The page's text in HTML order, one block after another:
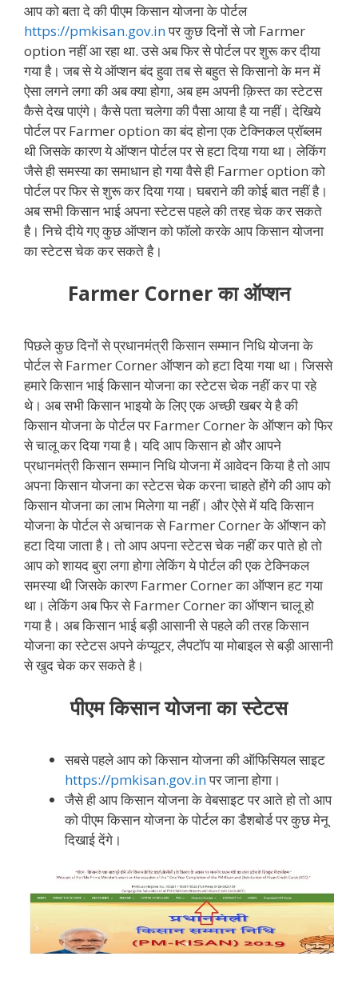
आप को बता दे की पीएम किसान योजना के पोर्टल
https://pmkisan.gov.inपर कुछ दिनों से जो Farmer
option नहीं आ रहा था. उसे अब फिर से पोर्टल पर शुरू कर दीया
गया है। जब से ये ऑप्शन बंद हुवा तब से बहुत से किसानो के मन में
ऐसा लगने लगा की अब क्या होगा, अब हम अपनी क़िस्त का स्टेटस
कैसे देख पाएंगे। कैसे पता चलेगा की पैसा आया है या नहीं। देखिये
पोर्टल पर Farmer option का बंद होना एक टेक्निकल प्रॉब्लम
थी जिसके कारण ये ऑप्शन पोर्टल पर से हटा दिया गया था। लेकिंग
जैसे ही समस्या का समाधान हो गया वैसे ही Farmer option को
पोर्टल पर फिर से शुरू कर दिया गया। घबराने की कोई बात नहीं है।
अब सभी किसान भाई अपना स्टेटस पहले की तरह चेक कर सकते
है। निचे दीये गए कुछ ऑप्शन को फॉलो करके आप किसान योजना
का स्टेटस चेक कर सकते है।
Farmer Corner का ऑप्शन
पिछले कुछ दिनों से प्रधानमंत्री किसान सम्मान निधि योजना के
पोर्टल से Farmer Corner ऑप्शन को हटा दिया गया था। जिससे
हमारे किसान भाई किसान योजना का स्टेटस चेक नहीं कर पा रहे
थे। अब सभी किसान भाइयो के लिए एक अच्छी खबर ये है की
किसान योजना के पोर्टल पर Farmer Corner के ऑप्शन को फिर
से चालू कर दिया गया है। यदि आप किसान हो और आपने
प्रधानमंत्री किसान सम्मान निधि योजना में आवेदन किया है तो आप
अपना किसान योजना का स्टेटस चेक करना चाहते होंगे की आप को
किसान योजना का लाभ मिलेगा या नहीं। और ऐसे में यदि किसान
योजना के पोर्टल से अचानक से Farmer Corner के ऑप्शन को
हटा दिया जाता है। तो आप अपना स्टेटस चेक नहीं कर पाते हो तो
आप को शायद बुरा लगा होगा लेकिंग ये पोर्टल की एक टेक्निकल
समस्या थी जिसके कारण Farmer Corner का ऑप्शन हट गया
था। लेकिंग अब फिर से Farmer Corner का ऑप्शन चालू हो
गया है। अब किसान भाई बड़ी आसानी से पहले की तरह किसान
योजना का स्टेटस अपने कंप्यूटर, लैपटॉप या मोबाइल से बड़ी आसानी
से खुद चेक कर सकते है।
पीएम किसान योजना का स्टेटस
सबसे पहले आप को किसान योजना की ऑफिसियल साइट
https://pmkisan.gov.inपर जाना होगा।
जैसे ही आप किसान योजना के वेबसाइट पर आते हो तो आप
को पीएम किसान योजना के पोर्टल का डैशबोर्ड पर कुछ मेनू
दिखाई देंगे।